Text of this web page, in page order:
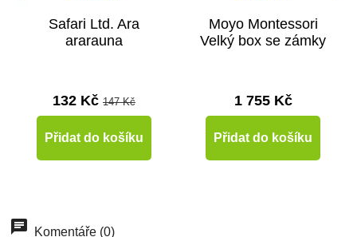
Safari Ltd. Ara
ararauna
132 Kč 147 Kč
Přidat do košíku
Moyo Montessori
Velký box se zámky
1 755 Kč
Přidat do košíku
Do školy
Do školy
Do školy
Do školy
Komentáře (0)